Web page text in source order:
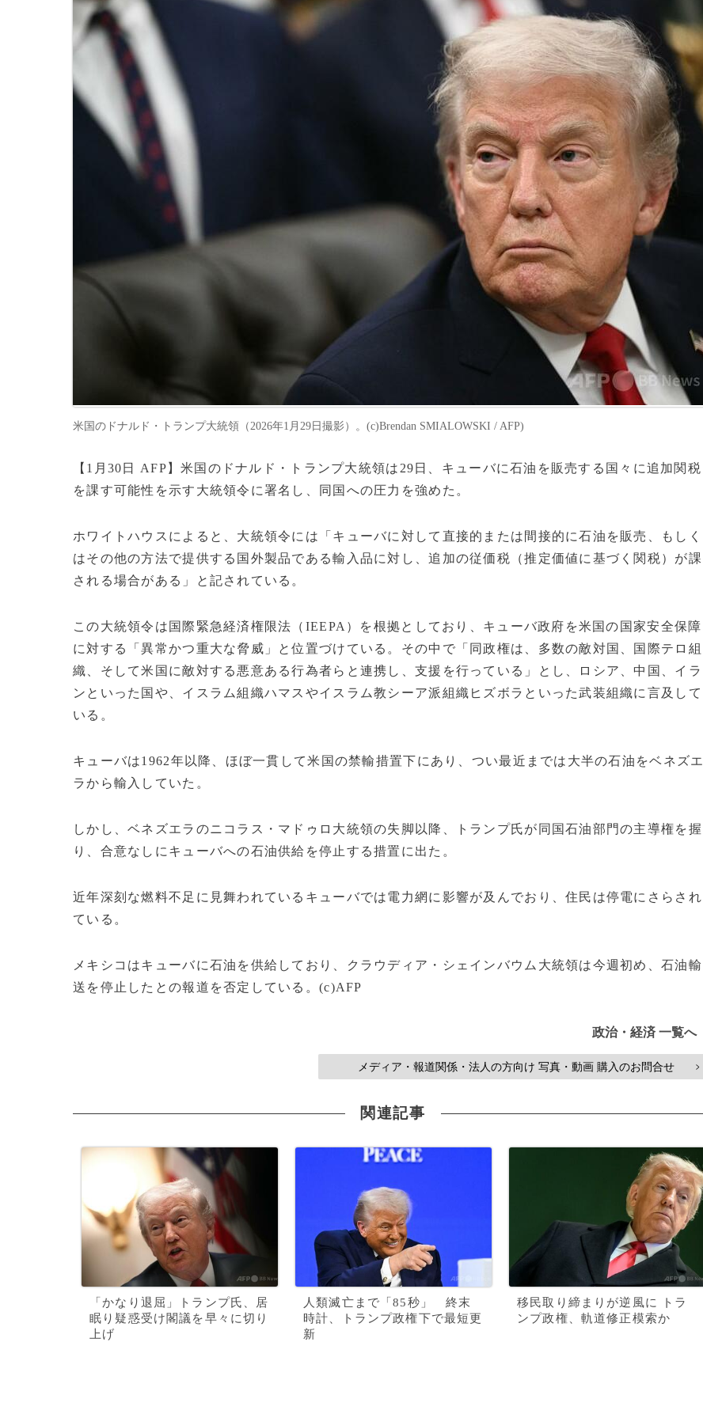
米国のドナルド・トランプ大統領（2026年1月29日撮影）。(c)Brendan SMIALOWSKI / AFP)
【1月30日 AFP】米国のドナルド・トランプ大統領は29日、キューバに石油を販売する国々に追加関税
を課す可能性を示す大統領令に署名し、同国への圧力を強めた。
ホワイトハウスによると、大統領令には「キューバに対して直接的または間接的に石油を販売、もしく
はその他の方法で提供する国外製品である輸入品に対し、追加の従価税（推定価値に基づく関税）が課
される場合がある」と記されている。
この大統領令は国際緊急経済権限法（IEEPA）を根拠としており、キューバ政府を米国の国家安全保障
に対する「異常かつ重大な脅威」と位置づけている。その中で「同政権は、多数の敵対国、国際テロ組
織、そして米国に敵対する悪意ある行為者らと連携し、支援を行っている」とし、ロシア、中国、イラ
ンといった国や、イスラム組織ハマスやイスラム教シーア派組織ヒズボラといった武装組織に言及して
いる。
キューバは1962年以降、ほぼ一貫して米国の禁輸措置下にあり、つい最近までは大半の石油をベネズエ
ラから輸入していた。
しかし、ベネズエラのニコラス・マドゥロ大統領の失脚以降、トランプ氏が同国石油部門の主導権を握
り、合意なしにキューバへの石油供給を停止する措置に出た。
近年深刻な燃料不足に見舞われているキューバでは電力網に影響が及んでおり、住民は停電にさらされ
ている。
メキシコはキューバに石油を供給しており、クラウディア・シェインバウム大統領は今週初め、石油輸
送を停止したとの報道を否定している。(c)AFP
政治・経済 一覧へ
メディア・報道関係・法人の方向け 写真・動画 購入のお問合せ >
関連記事
「かなり退屈」トランプ氏、居
眠り疑惑受け閣議を早々に切り
上げ
人類滅亡まで「85秒」 終末
時計、トランプ政権下で最短更
新
移民取り締まりが逆風に トラ
ンプ政権、軌道修正模索か